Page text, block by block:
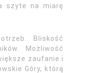
szyte na miarę
Bliskość
Możliwość
zaufanie i
Góry, którą